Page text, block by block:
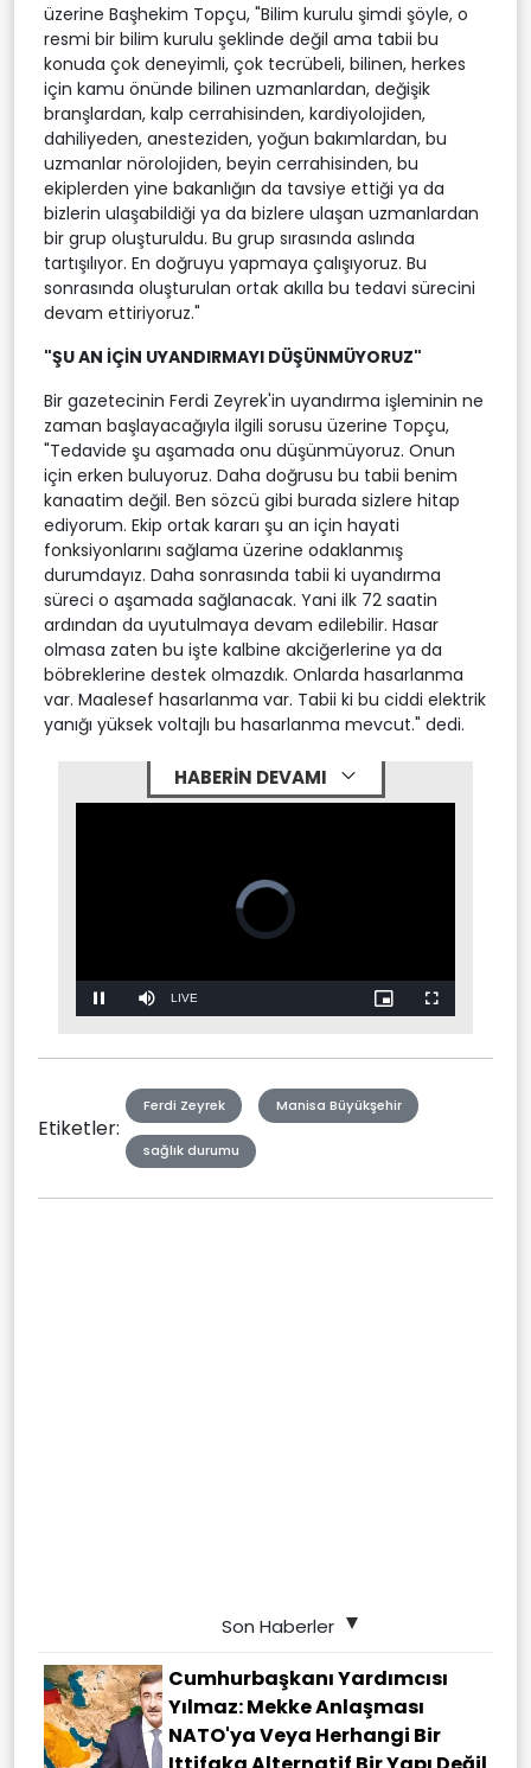
üzerine Başhekim Topçu, "Bilim kurulu şimdi şöyle, o
resmi bir bilim kurulu şeklinde değil ama tabii bu
konuda çok deneyimli, çok tecrübeli, bilinen, herkes
için kamu önünde bilinen uzmanlardan, değişik
branşlardan, kalp cerrahisinden, kardiyolojiden,
dahiliyeden, anesteziden, yoğun bakımlardan, bu
uzmanlar nörolojiden, beyin cerrahisinden, bu
ekiplerden yine bakanlığın da tavsiye ettiği ya da
bizlerin ulaşabildiği ya da bizlere ulaşan uzmanlardan
bir grup oluşturuldu. Bu grup sırasında aslında
tartışılıyor. En doğruyu yapmaya çalışıyoruz. Bu
sonrasında oluşturulan ortak akılla bu tedavi sürecini
devam ettiriyoruz."
"ŞU AN İÇİN UYANDIRMAYI DÜŞÜNMÜYORUZ"
Bir gazetecinin Ferdi Zeyrek'in uyandırma işleminin ne
zaman başlayacağıyla ilgili sorusu üzerine Topçu,
"Tedavide şu aşamada onu düşünmüyoruz. Onun
için erken buluyoruz. Daha doğrusu bu tabii benim
kanaatim değil. Ben sözcü gibi burada sizlere hitap
ediyorum. Ekip ortak kararı şu an için hayati
fonksiyonlarını sağlama üzerine odaklanmış
durumdayız. Daha sonrasında tabii ki uyandırma
süreci o aşamada sağlanacak. Yani ilk 72 saatin
ardından da uyutulmaya devam edilebilir. Hasar
olmasa zaten bu işte kalbine akciğerlerine ya da
böbreklerine destek olmazdık. Onlarda hasarlanma
var. Maalesef hasarlanma var. Tabii ki bu ciddi elektrik
yanığı yüksek voltajlı bu hasarlanma mevcut." dedi.
HABERİN DEVAMI
Video
Player
is
loading.
Pause Mute Stream
LIVE
Picture-
in-
Fullscreen
Etiketler:
Ferdi Zeyrek Manisa Büyükşehir
sağlık durumu
Son Haberler
Cumhurbaşkanı Yardımcısı
Yılmaz: Mekke Anlaşması
NATO'ya Veya Herhangi Bir